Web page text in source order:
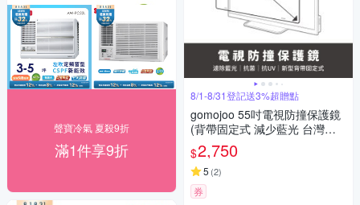
聲寶冷氣 夏殺9折
滿1件享9折
8/1-8/31登記送3%超贈點
gomojoo 55吋電視防撞保護鏡
(背帶固定式 減少藍光 台灣製
造)
$2,750
5 (2)
券